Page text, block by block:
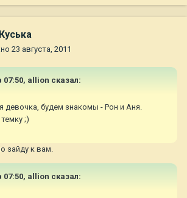
23 августа, 2011
07:50, allion сказал:
девочка, будем знакомы - Рон и Аня.
;)
зайду к вам.
07:50, allion сказал: